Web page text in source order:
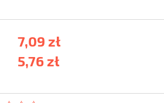
7,09 zł
5,76 zł